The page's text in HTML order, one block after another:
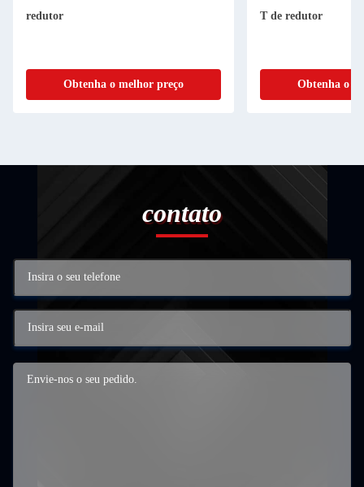
redutor
Obtenha o melhor preço
T de redutor
Obtenha o
contato